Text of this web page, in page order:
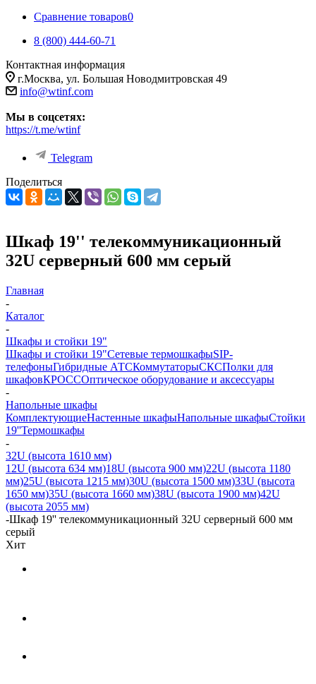
Сравнение товаров0
8 (800) 444-60-71
Контактная информация
г.Москва, ул. Большая Новодмитровская 49
info@wtinf.com
Мы в соцсетях:
https://t.me/wtinf
Telegram
Поделиться
Шкаф 19'' телекоммуникационный
32U серверный 600 мм серый
Главная
-
Каталог
-
Шкафы и стойки 19"
Шкафы и стойки 19"Сетевые термошкафыSIP-
телефоныГибридные АТСКоммутаторыСКСПолки для
шкафовКРОССОптическое оборудование и аксессуары
-
Напольные шкафы
КомплектующиеНастенные шкафыНапольные шкафыСтойки
19''Термошкафы
-
32U (высота 1610 мм)
12U (высота 634 мм)18U (высота 900 мм)22U (высота 1180
мм)25U (высота 1215 мм)30U (высота 1500 мм)33U (высота
1650 мм)35U (высота 1660 мм)38U (высота 1900 мм)42U
(высота 2055 мм)
-Шкаф 19'' телекоммуникационный 32U серверный 600 мм
серый
Хит